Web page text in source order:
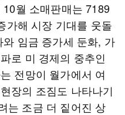
월 소매판매는 7189
가해 시장 기대를 웃돌
임금 증가세 둔화, 가
로 미 경제의 중추인
전망이 월가에서 여
장의 조짐도 나타나기
는 조금 더 짙어진 상